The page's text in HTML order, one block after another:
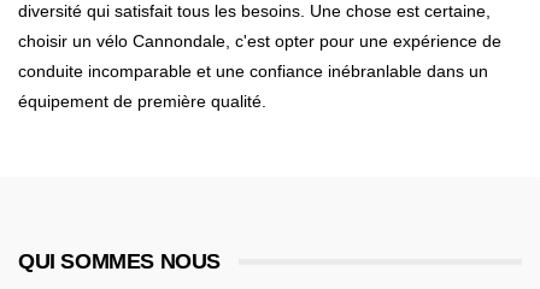
diversité qui satisfait tous les besoins. Une chose est certaine,
choisir un vélo Cannondale, c'est opter pour une expérience de
conduite incomparable et une confiance inébranlable dans un
équipement de première qualité.
QUI SOMMES NOUS